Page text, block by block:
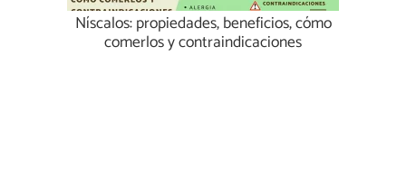
Níscalos: propiedades, beneficios, cómo
comerlos y contraindicaciones